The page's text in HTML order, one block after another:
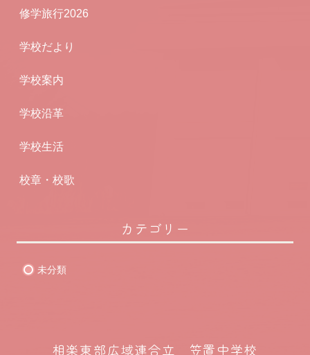
修学旅行2026
学校だより
学校案内
学校沿革
学校生活
校章・校歌
カテゴリー
未分類
相楽東部広域連合立 笠置中学校